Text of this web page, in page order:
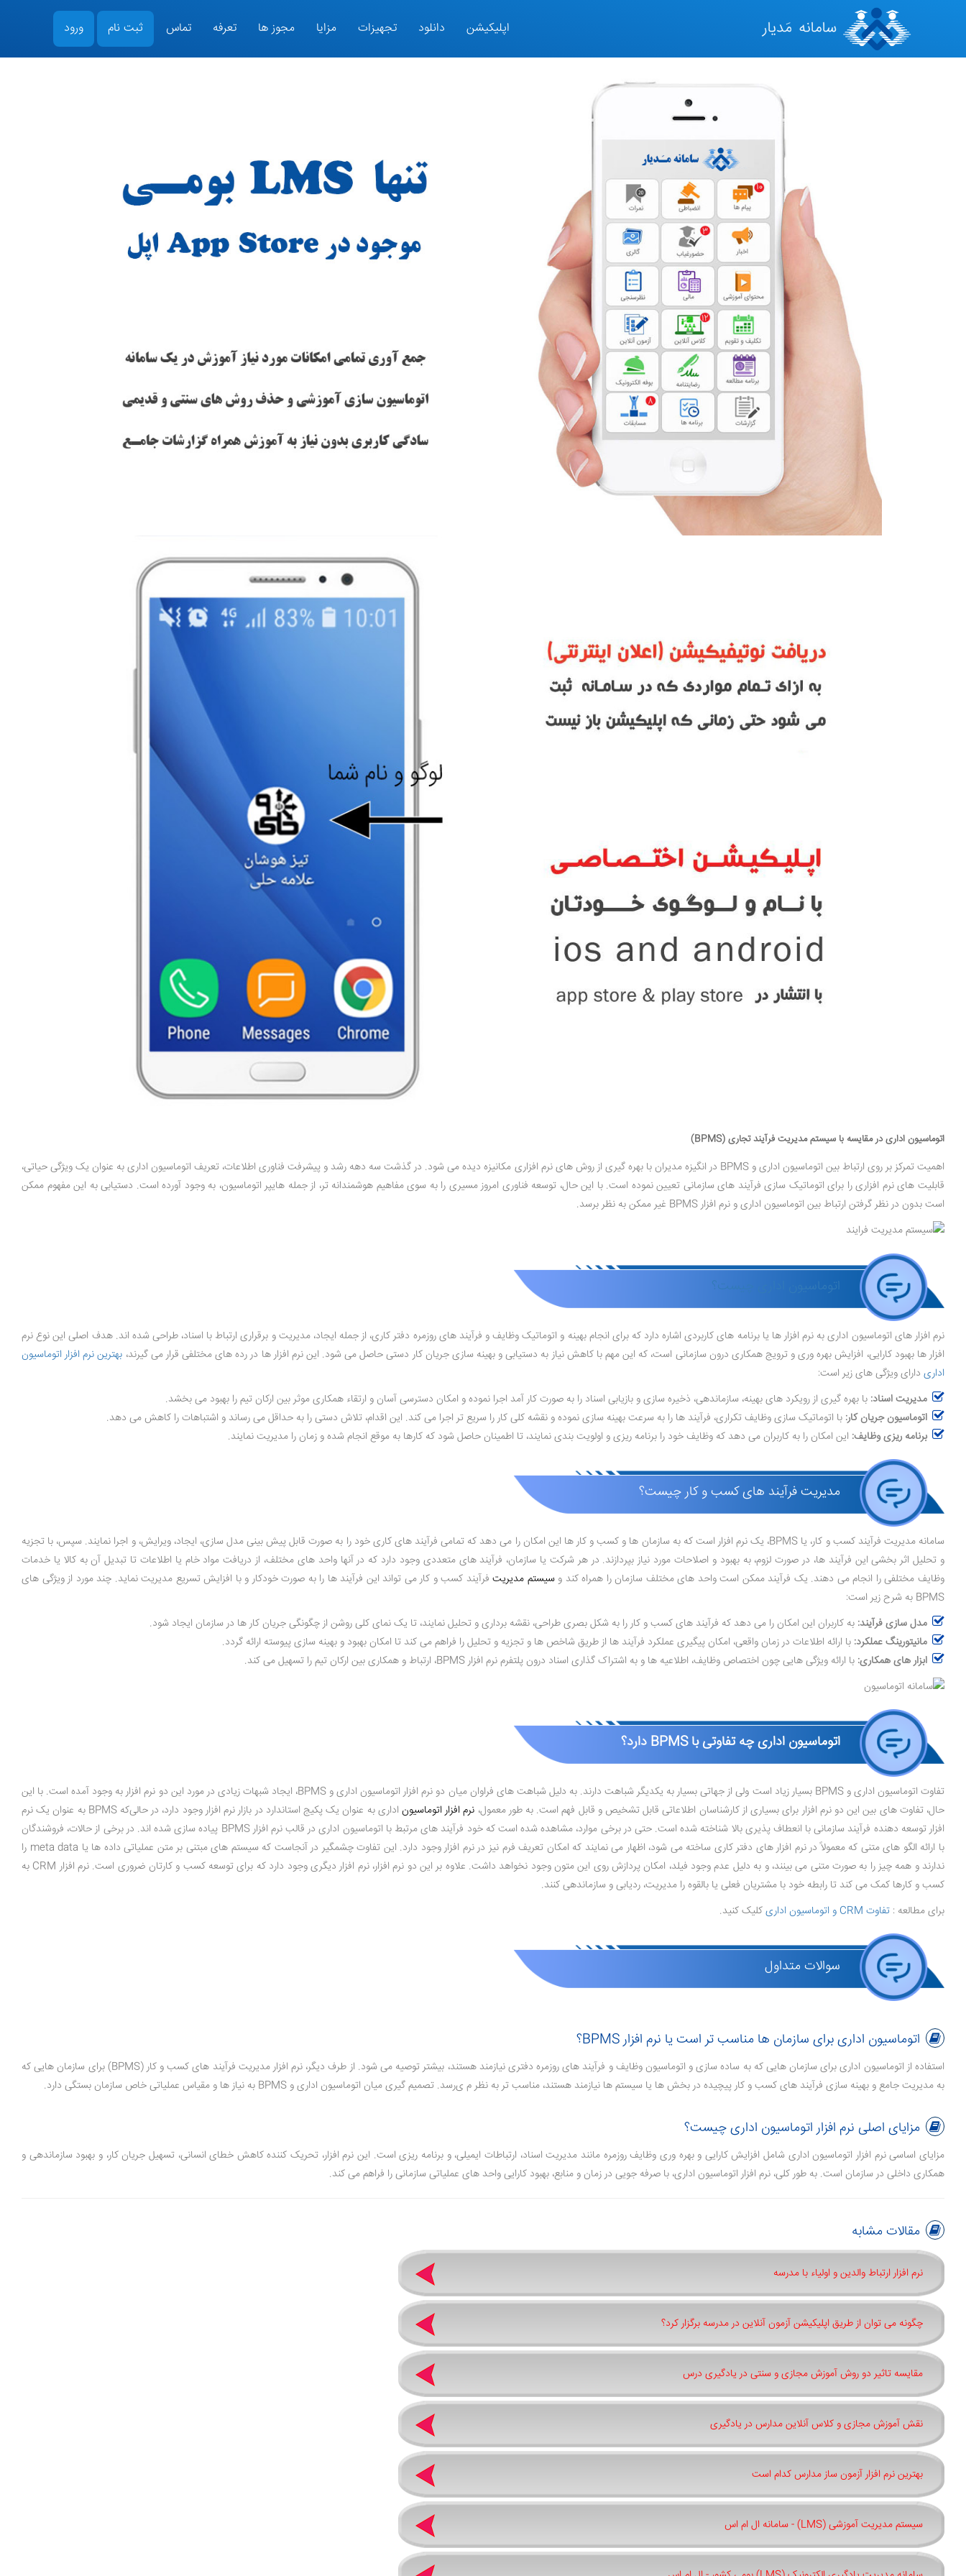
اپلیکیشن دانلود تجهیزات مزایا مجوز ها تعرفه تماس ثبت نام ورود
اتوماسیون اداری در مقایسه با سیستم مدیریت فرآیند تجاری (BPMS)
اهمیت تمرکز بر روی ارتباط بین اتوماسیون اداری و BPMS در انگیزه مدیران با بهره‌ گیری از روش‌ های نرم ‌افزاری مکانیزه دیده می ‌شود. در گذشت سه دهه رشد و پیشرفت فناوری اطلاعات، تعریف اتوماسیون اداری به عنوان یک ویژگی حیاتی،
قابلیت ‌های نرم ‌افزاری را برای اتوماتیک سازی فرآیند های سازمانی تعیین نموده است. با این حال، توسعه فناوری امروز مسیری را به سوی مفاهیم هوشمندانه ‌تر، از جمله هایپر اتوماسیون، به وجود آورده است. دستیابی به این مفهوم ممکن
است بدون در نظر گرفتن ارتباط بین اتوماسیون اداری و نرم ‌افزار BPMS غیر ممکن به نظر برسد.
اتوماسیون اداری چیست؟
نرم ‌افزار های اتوماسیون اداری به نرم‌ افزار ها یا برنامه‌ های کاربردی اشاره دارد که برای انجام بهینه و اتوماتیک وظایف و فرآیند های روزمره دفتر کاری، از جمله ایجاد، مدیریت و برقراری ارتباط با اسناد، طراحی شده ‌اند. هدف اصلی این نوع نرم‌
افزار ها بهبود کارایی، افزایش بهره ‌وری و ترویج همکاری درون سازمانی است، که این مهم با کاهش نیاز به دستیابی و بهینه‌ سازی جریان کار دستی حاصل می ‌شود. این نرم افزار ها در رده های مختلفی قرار می گیرند، بهترین نرم افزار اتوماسیون
اداری دارای ویژگی های زیر است:
مدیریت اسناد: با بهره ‌گیری از رویکرد های بهینه، سازماندهی، ذخیره سازی و بازیابی اسناد را به صورت کار آمد اجرا نموده و امکان دسترسی آسان و ارتقاء همکاری موثر بین ارکان تیم را بهبود می ‌بخشد.
اتوماسیون جریان کار: با اتوماتیک‌ سازی وظایف تکراری، فرآیند ها را به سرعت بهینه ‌سازی نموده و نقشه کلی کار را سریع‌ تر اجرا می‌ کند. این اقدام، تلاش دستی را به حداقل می ‌رساند و اشتباهات را کاهش می ‌دهد.
برنامه‌ ریزی وظایف: این امکان را به کاربران می ‌دهد که وظایف خود را برنامه ‌ریزی و اولویت ‌بندی نمایند، تا اطمینان حاصل شود که کارها به موقع انجام شده و زمان را مدیریت نمایند.
مدیریت فرآیند های کسب و کار چیست؟
سامانه مدیریت فرآیند کسب و کار، یا BPMS، یک نرم ‌افزار است که به سازمان‌ ها و کسب و کار ها این امکان را می‌ دهد که تمامی فرآیند های کاری خود را به صورت قابل پیش ‌بینی مدل ‌سازی، ایجاد، ویرایش، و اجرا نمایند. سپس، با تجزیه
و تحلیل اثر بخشی این فرآیند ها، در صورت لزوم، به بهبود و اصلاحات مورد نیاز بپردازند. در هر شرکت یا سازمان، فرآیند های متعددی وجود دارد که در آنها واحد های مختلف، از دریافت مواد خام یا اطلاعات تا تبدیل آن به کالا یا خدمات
وظایف مختلفی را انجام می‌ دهند. یک فرآیند ممکن است واحد های مختلف سازمان را همراه کند وسیستم مدیریتفرآیند کسب و کار می ‌تواند این فرآیند ها را به صورت خودکار و با افزایش تسریع مدیریت نماید. چند مورد از ویژگی های
BPMS به شرح زیر است:
مدل ‌سازی فرآیند: به کاربران این امکان را می ‌دهد که فرآیند های کسب و کار را به شکل بصری طراحی، نقشه ‌برداری و تحلیل نمایند، تا یک نمای کلی روشن از چگونگی جریان کار ها در سازمان ایجاد شود.
مانیتورینگ عملکرد: با ارائه اطلاعات در زمان واقعی، امکان پیگیری عملکرد فرآیند ها از طریق شاخص‌ ها و تجزیه و تحلیل را فراهم می ‌کند تا امکان بهبود و بهینه ‌سازی پیوسته ارائه گردد.
ابزار های همکاری: با ارائه ویژگی‌ هایی چون اختصاص وظایف، اطلاعیه ‌ها و به اشتراک ‌گذاری اسناد درون پلتفرم نرم ‌افزار BPMS، ارتباط و همکاری بین ارکان تیم را تسهیل می ‌کند.
اتوماسیون اداری چه تفاوتی با BPMS دارد؟
تفاوت اتوماسیون اداری و BPMS بسیار زیاد است ولی از جهاتی بسیار به یکدیگر شباهت دارند. به دلیل شباهت ‌های فراوان میان دو نرم ‌افزار اتوماسیون اداری و BPMS، ایجاد شبهات زیادی در مورد این دو نرم ‌افزار به وجود آمده است. با این
حال، تفاوت ‌های بین این دو نرم ‌افزار برای بسیاری از کارشناسان اطلاعاتی قابل تشخیص و قابل فهم است. به طور معمول، نرم ‌افزار اتوماسیون
اداری به عنوان یک پکیج استاندارد در بازار نرم‌ افزار وجود دارد، در حالی‌که BPMS به عنوان یک نرم
‌افزار توسعه دهنده فرآیند سازمانی با انعطاف ‌پذیری بالا شناخته شده است. حتی در برخی موارد، مشاهده شده است که خود فرآیند های مرتبط با اتوماسیون اداری در قالب نرم ‌افزار BPMS پیاده ‌سازی شده ‌اند. در برخی از حالات، فروشندگان
با ارائه الگو های متنی که معمولاً در نرم ‌افزار های دفتر کاری ساخته می ‌شود، اظهار می ‌نمایند که امکان تعریف فرم نیز در نرم ‌افزار وجود دارد. این تفاوت چشمگیر در آنجاست که سیستم ‌های مبتنی بر متن عملیاتی داده‌ ها یا meta data را
ندارند و همه چیز را به صورت متنی می ‌بینند، و به دلیل عدم وجود فیلد، امکان پردازش روی این متون وجود نخواهد داشت. علاوه بر این دو نرم افزار، نرم افزار دیگری وجود دارد که برای توسعه کسب و کارتان ضروری است. نرم افزار CRM به
کسب و کارها کمک می ‌کند تا رابطه خود با مشتریان فعلی یا بالقوه را مدیریت، ردیابی و سازماندهی کنند.
برای مطالعه : تفاوت CRM و اتوماسیون اداری کلیک کنید.
سوالات متداول
اتوماسیون اداری برای سازمان ها مناسب تر است یا نرم افزار BPMS؟
استفاده از اتوماسیون اداری برای سازمان ‌هایی که به ساده‌ سازی و اتوماسیون وظایف و فرآیند های روزمره دفتری نیازمند هستند، بیشتر توصیه می شود. از طرف دیگر، نرم ‌افزار مدیریت فرآیند های کسب‌ و کار (BPMS) برای سازمان ‌هایی که
به مدیریت جامع و بهینه ‌سازی فرآیند های کسب ‌و کار پیچیده در بخش‌ ها یا سیستم‌ ها نیازمند هستند، مناسب ‌تر به نظر م ی‌رسد. تصمیم گیری میان اتوماسیون اداری و BPMS به نیاز ها و مقیاس عملیاتی خاص سازمان بستگی دارد.
مزایای اصلی نرم افزار اتوماسیون اداری چیست؟
مزایای اساسی نرم ‌افزار اتوماسیون اداری شامل افزایش کارایی و بهره ‌وری وظایف روزمره مانند مدیریت اسناد، ارتباطات ایمیلی، و برنامه ‌ریزی است. این نرم ‌افزار، تحریک ‌کننده کاهش خطای انسانی، تسهیل جریان کار، و بهبود سازماندهی و
همکاری داخلی در سازمان است. به طور کلی، نرم‌ افزار اتوماسیون اداری، با صرفه ‌جویی در زمان و منابع، بهبود کارایی واحد های عملیاتی سازمانی را فراهم می‌ کند.
مقالات مشابه
نرم افزار ارتباط والدین و اولیاء با مدرسه
چگونه می توان از طریق اپلیکیشن آزمون آنلاین در مدرسه برگزار کرد؟
مقایسه تاثیر دو روش آموزش مجازی و سنتی در یادگیری درس
نقش آموزش مجازی و کلاس آنلاین مدارس در یادگیری
بهترین نرم افزار آزمون ساز مدارس کدام است
سیستم مدیریت آموزشی (LMS) - سامانه ال ام اس